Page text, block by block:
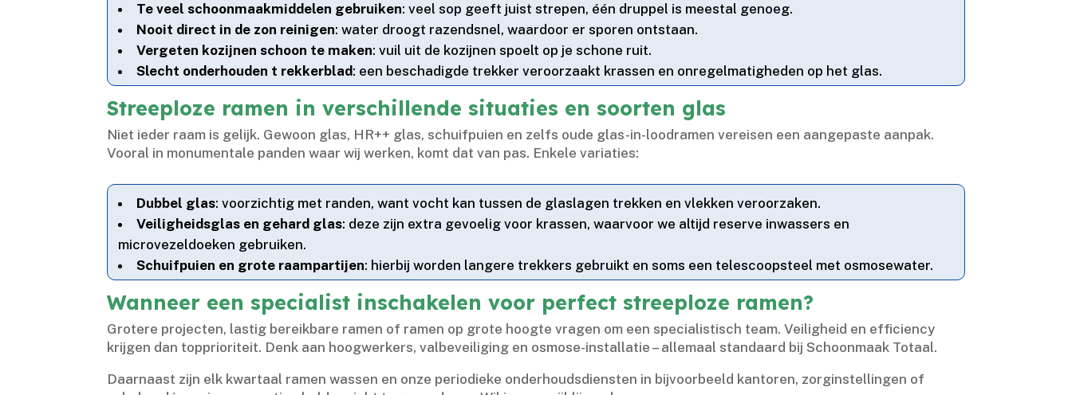
Te veel schoonmaakmiddelen gebruiken: veel sop geeft juist strepen, één druppel is meestal genoeg.​
Nooit direct in de zon reinigen: water droogt razendsnel, waardoor er sporen ontstaan.​
Vergeten kozijnen schoon te maken: vuil uit de kozijnen spoelt op je schone ruit.​
Slecht onderhouden t rekkerblad: een beschadigde trekker veroorzaakt krassen en onregelmatigheden op het glas.​
Streeploze ramen in verschillende situaties en soorten glas
Niet ieder raam is gelijk.​ Gewoon glas, HR++ glas, schuifpuien en zelfs oude glas-in-loodramen vereisen een aangepaste aanpak.​
Vooral in monumentale panden waar wij werken, komt dat van pas.​ Enkele variaties:
Dubbel glas: voorzichtig met randen, want vocht kan tussen de glaslagen trekken en vlekken veroorzaken.​
Veiligheidsglas en gehard glas: deze zijn extra gevoelig voor krassen, waarvoor we altijd reserve inwassers en
microvezeldoeken gebruiken.​
Schuifpuien en grote raampartijen: hierbij worden langere trekkers gebruikt en soms een telescoopsteel met osmosewater.​
Wanneer een specialist inschakelen voor perfect streeploze ramen?
Grotere projecten, lastig bereikbare ramen of ramen op grote hoogte vragen om een specialistisch team.​ Veiligheid en efficiency
krijgen dan topprioriteit.​ Denk aan hoogwerkers, valbeveiliging en osmose-installatie – allemaal standaard bij Schoonmaak Totaal.​
Daarnaast zijn elk kwartaal ramen wassen en onze periodieke onderhoudsdiensten in bijvoorbeeld kantoren, zorginstellingen of